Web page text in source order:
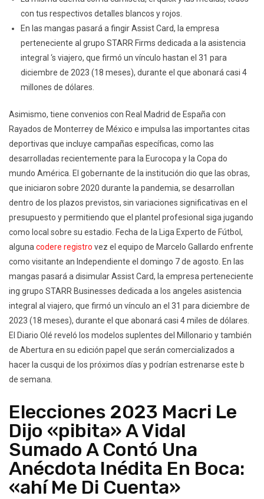
con tus respectivos detalles blancos y rojos.
En las mangas pasará a fingir Assist Card, la empresa
perteneciente al grupo STARR Firms dedicada a la asistencia
integral ‘s viajero, que firmó un vínculo hastan el 31 para
diciembre de 2023 (18 meses), durante el que abonará casi 4
millones de dólares.
Asimismo, tiene convenios con Real Madrid de España con
Rayados de Monterrey de México e impulsa las importantes citas
deportivas que incluye campañas específicas, como las
desarrolladas recientemente para la Eurocopa y la Copa do
mundo América. El gobernante de la institución dio que las obras,
que iniciaron sobre 2020 durante la pandemia, se desarrollan
dentro de los plazos previstos, sin variaciones significativas en el
presupuesto y permitiendo que el plantel profesional siga jugando
como local sobre su estadio. Fecha de la Liga Experto de Fútbol,
alguna codere registro vez el equipo de Marcelo Gallardo enfrente
como visitante an Independiente el domingo 7 de agosto. En las
mangas pasará a disimular Assist Card, la empresa perteneciente
ing grupo STARR Businesses dedicada a los angeles asistencia
integral al viajero, que firmó un vínculo an el 31 para diciembre de
2023 (18 meses), durante el que abonará casi 4 miles de dólares.
El Diario Olé reveló los modelos suplentes del Millonario y también
de Abertura en su edición papel que serán comercializados a
hacer la cusqui de los próximos días y podrían estrenarse este b
de semana.
Elecciones 2023 Macri Le
Dijo «pibita» A Vidal
Sumado A Contó Una
Anécdota Inédita En Boca:
«ahí Me Di Cuenta»